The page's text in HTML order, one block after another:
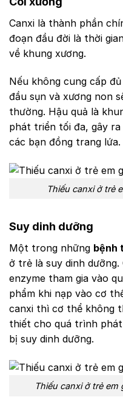
Canxi là thành phần
đoạn đầu đời là thời
về khung xương.
Nếu không cung cấp
đầu sụn và xương non
thường. Hậu quả là
phát triển tối đa, gây
các bạn đồng trang lứa.
Thiếu canxi ở trẻ
Suy dinh dưỡng
Một trong những bệnh
ở trẻ là suy dinh
enzyme tham gia vào
phẩm khi nạp vào cơ
canxi thì cơ thể không
thiết cho quá trình
bị suy dinh dưỡng.
Thiếu canxi ở trẻ